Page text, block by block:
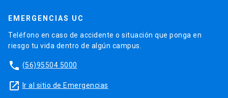
EMERGENCIAS UC
Teléfono en caso de accidente o situación que ponga en
riesgo tu vida dentro de algún campus.
phone (56)95504 5000
launch Ir al sitio de Emergencias